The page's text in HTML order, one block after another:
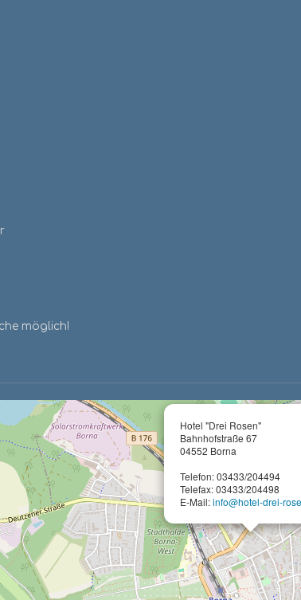
südlich von
jeden Anlass
möglich!
Hotel "Drei Rosen"
Bahnhofstraße 67
04552 Borna
Telefon: 03433/204494
Telefax: 03433/204498
E-Mail:info@hotel-drei-